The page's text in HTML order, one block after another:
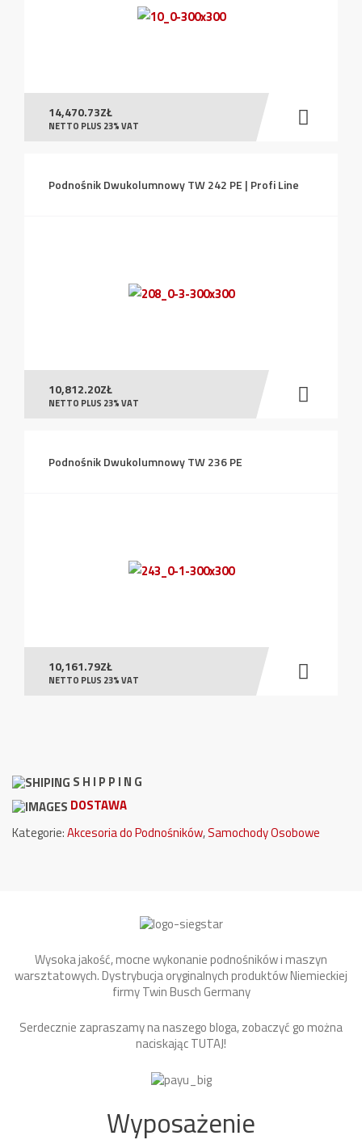
14,470.73ZŁ
NETTO PLUS 23% VAT
Podnośnik Dwukolumnowy TW 242 PE | Profi Line
10,812.20ZŁ
NETTO PLUS 23% VAT
Podnośnik Dwukolumnowy TW 236 PE
10,161.79ZŁ
NETTO PLUS 23% VAT
S H I P P I N G
DOSTAWA
Kategorie:Akcesoria do Podnośników,Samochody Osobowe
Wysoka jakość, mocne wykonanie podnośników i maszyn
warsztatowych. Dystrybucja oryginalnych produktów Niemieckiej
firmy Twin Busch Germany
Serdecznie zapraszamy na naszego bloga, zobaczyć go można
naciskającTUTAJ!
Wyposażenie